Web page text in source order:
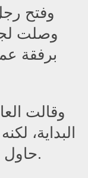
وفتح
وصلت
برفقة
وقالت
البداية،
حاول تقديم عينة دم بدلا من البول.